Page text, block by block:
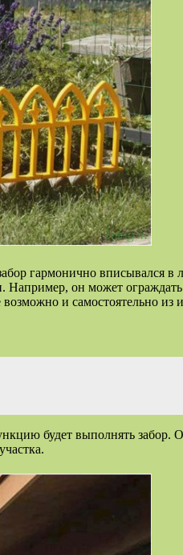
гармонично вписывался
он может
и самостоятельно
будет выполнять забор.